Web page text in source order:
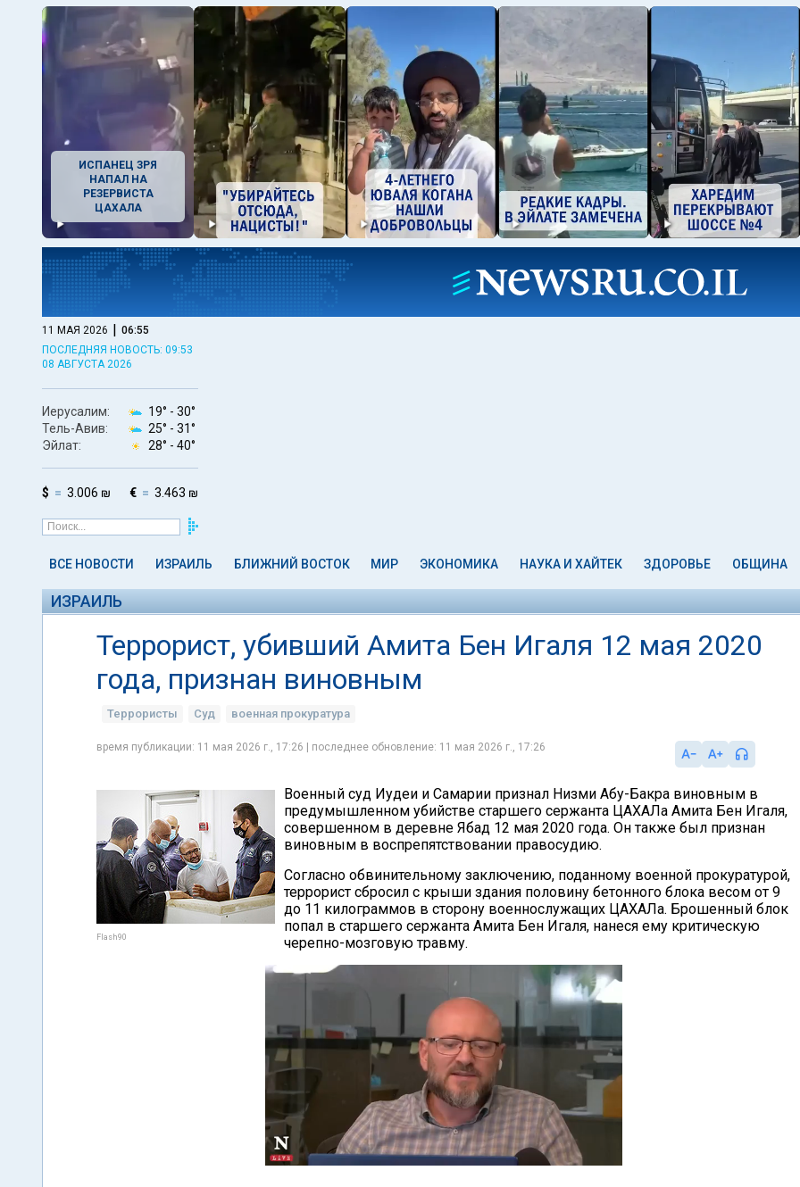
ИСПАНЕЦ ЗРЯ
НАПАЛ НА
РЕЗЕРВИСТА
ЦАХАЛА
11 МАЯ 2026 | 06:55
ПОСЛЕДНЯЯ НОВОСТЬ: 09:53
08 АВГУСТА 2026
Иерусалим: 19° - 30°
Тель-Авив:
25° - 31°
Эйлат:
28° - 40°
$ 3.006 ₪ € 3.463 ₪
ВСЕ НОВОСТИ ИЗРАИЛЬ БЛИЖНИЙ ВОСТОК МИР ЭКОНОМИКА НАУКА И ХАЙТЕК ЗДОРОВЬЕ ОБЩИНА
ИЗРАИЛЬ
Террорист, убивший Амита Бен Игаля 12 мая 2020
года, признан виновным
Террористы Суд военная прокуратура
время публикации: 11 мая 2026 г., 17:26 | последнее обновление: 11 мая 2026 г., 17:26
Flash90
Военный суд Иудеи и Самарии признал Низми Абу-Бакра виновным в
предумышленном убийстве старшего сержанта ЦАХАЛа Амита Бен Игаля,
совершенном в деревне Ябад 12 мая 2020 года. Он также был признан
виновным в воспрепятствовании правосудию.
Согласно обвинительному заключению, поданному военной прокуратурой,
террорист сбросил с крыши здания половину бетонного блока весом от 9
до 11 килограммов в сторону военнослужащих ЦАХАЛа. Брошенный блок
попал в старшего сержанта Амита Бен Игаля, нанеся ему критическую
черепно-мозговую травму.